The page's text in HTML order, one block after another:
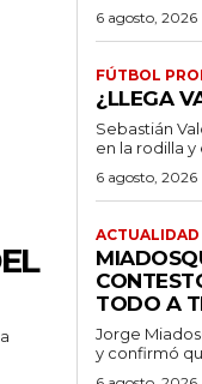
6 agosto, 2026
FÚTBOL
¿LLEGA
Sebastián
en la rodilla y
6 agosto, 2026
ACTUALIDAD
TODO A
Jorge
y confirmó